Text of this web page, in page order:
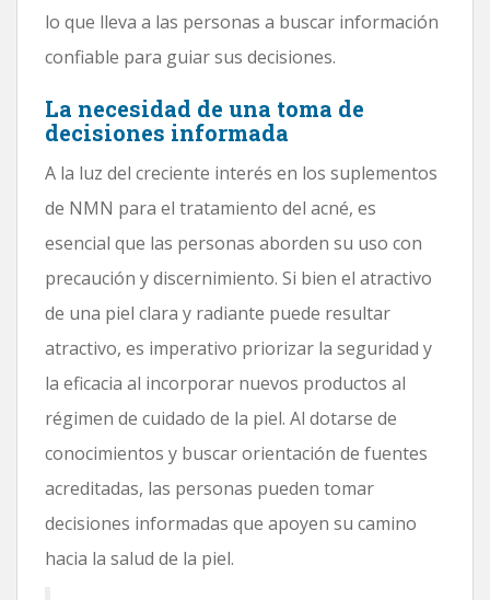
lo que lleva a las personas a buscar información
confiable para guiar sus decisiones.
La necesidad de una toma de
decisiones informada
A la luz del creciente interés en los suplementos
de NMN para el tratamiento del acné, es
esencial que las personas aborden su uso con
precaución y discernimiento. Si bien el atractivo
de una piel clara y radiante puede resultar
atractivo, es imperativo priorizar la seguridad y
la eficacia al incorporar nuevos productos al
régimen de cuidado de la piel. Al dotarse de
conocimientos y buscar orientación de fuentes
acreditadas, las personas pueden tomar
decisiones informadas que apoyen su camino
hacia la salud de la piel.